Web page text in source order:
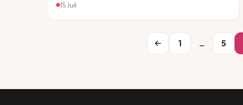
15 Juil
1 … 5